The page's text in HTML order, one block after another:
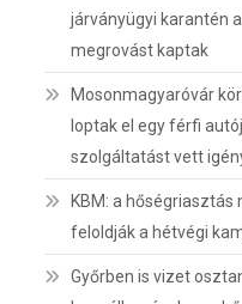
járványügyi karantén
megrovást kaptak
Mosonmagyaróvár
loptak el egy férfi
szolgáltatást vett
KBM: a
feloldják a hétvégi
Győrben is vizet